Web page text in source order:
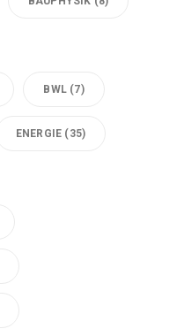
BWL (7)
ENERGIE (35)